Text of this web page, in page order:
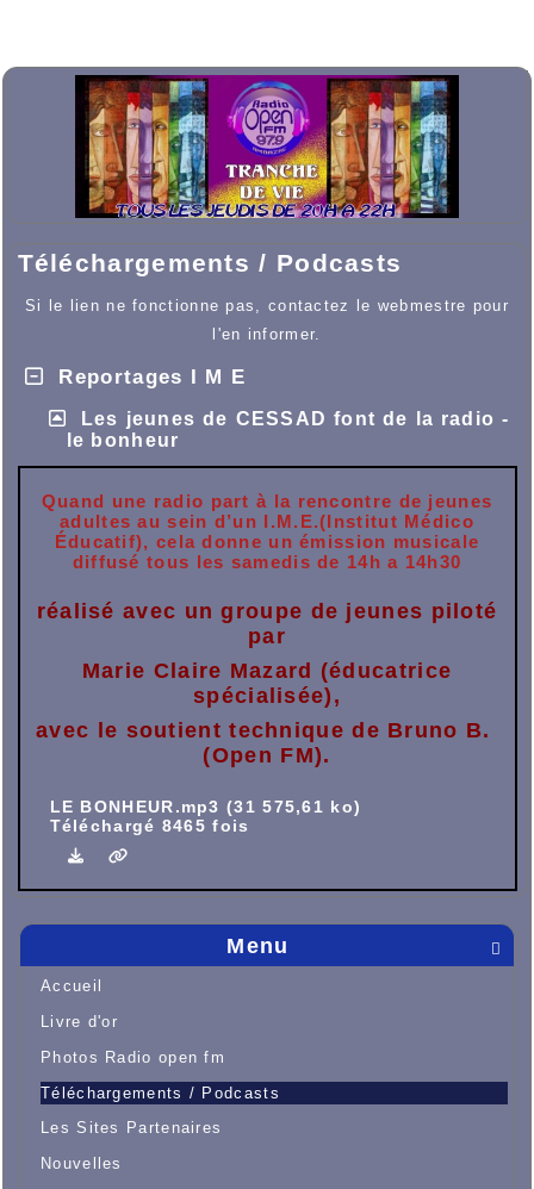

Menu
Accueil
Livre d'or
Photos Radio open fm
Téléchargements / Podcasts
Les Sites Partenaires
Nouvelles
Téléchargements / Podcasts
Si le lien ne fonctionne pas, contactez le webmestre pour
l'en informer.
Reportages I M E
Les jeunes de CESSAD font de la radio -
le bonheur
Quand une radio part à la rencontre de jeunes
adultes au sein d’un I.M.E.(Institut Médico
Éducatif), cela donne un émission musicale
diffusé tous les samedis de 14h a 14h30
réalisé avec un groupe de jeunes piloté
par
Marie Claire Mazard (éducatrice
spécialisée),
avec le soutient technique de Bruno B.
(Open FM).
LE BONHEUR.mp3 (31 575,61 ko)
Téléchargé 8465 fois